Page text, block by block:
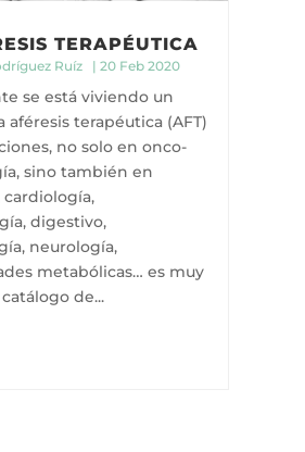
TERAPÉUTICA
Ruíz | 20 Feb 2020
se está viviendo un
aféresis terapéutica (AFT)
no solo en onco-
sino también en
digestivo,
neurología,
metabólicas… es muy
de...